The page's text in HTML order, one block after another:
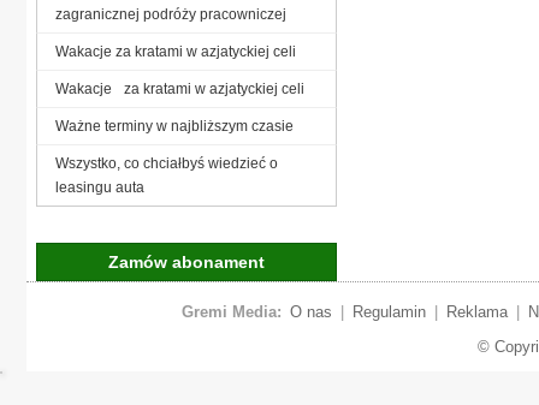
zagranicznej podróży pracowniczej
Wakacje za kratami w azjatyckiej celi
Wakacje za kratami w azjatyckiej celi
Ważne terminy w najbliższym czasie
Wszystko, co chciałbyś wiedzieć o
leasingu auta
Zamów abonament
Gremi Media: O nas Regulamin Reklama
©